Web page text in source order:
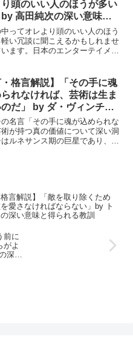
頭のいい人のほうが多い
by 高田純次の深い意味と
教訓
ってオレより頭のいい人のほう
い冗談に聞こえるかもしれませ
ます。日本のエンターテイメン
・格言解説】「その手に魂
れなければ、芸術は生ま
だ」 by ダ・ヴィンチの
と得られる教訓
名言「その手に魂が込められな
が持つ真の価値について深い洞
ルネサンス期の巨星であり、絵
格言解説】「敵を取り除くため
愛さなければならない」by ト
深い意味と得られる教訓
前に
がよ
深い